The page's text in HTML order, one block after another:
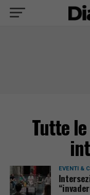
Tutte
EVENTI &